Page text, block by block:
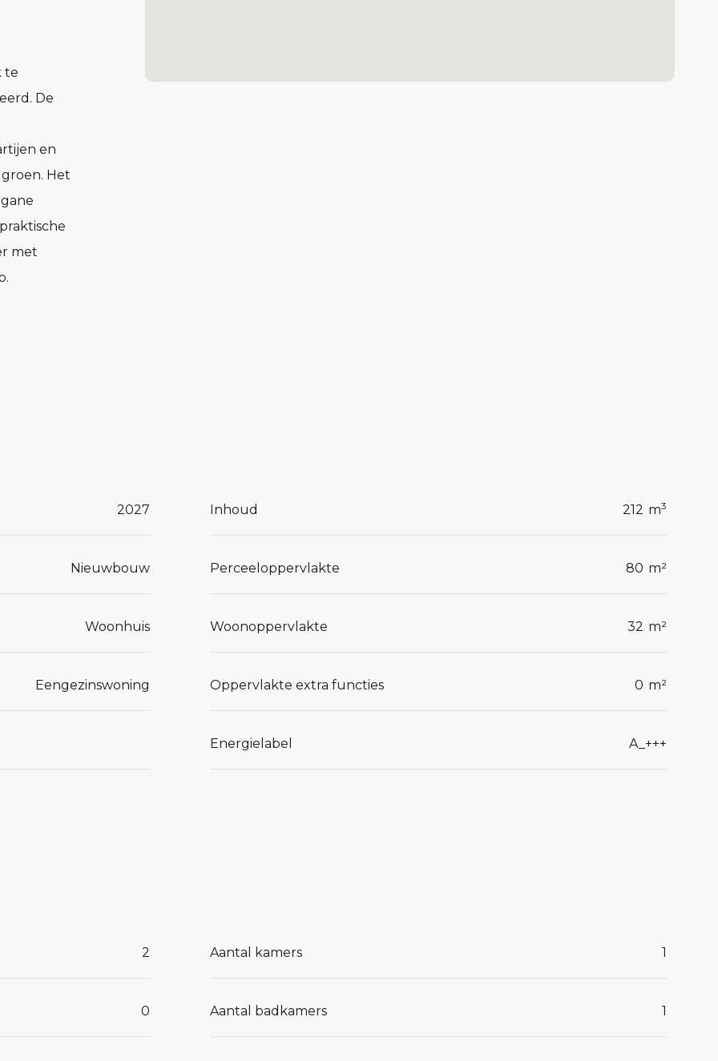
te
De
en
Het
met
je past,
aan tafel
2027 Inhoud 212 m3
Nieuwbouw Perceeloppervlakte 80 m²
Woonhuis Woonoppervlakte 32 m²
Eengezinswoning Oppervlakte extra functies 0 m²
Energielabel A_+++
2 Aantal kamers 1
0 Aantal badkamers 1